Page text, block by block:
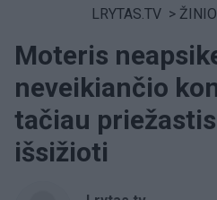
LRYTAS.TV >
Moteris
neveikiančio
tačiau
išsižioti